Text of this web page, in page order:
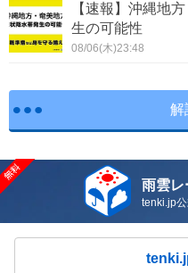
【速報】沖縄地
生の可能性
08/06(木)23:48
解
雨雲レ
tenki.jp